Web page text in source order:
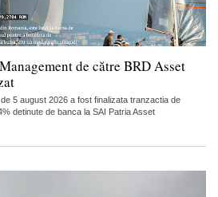
de către BRD Asset
5 august 2026 a fost finalizata tranzactia de
detinute de banca la SAI Patria Asset